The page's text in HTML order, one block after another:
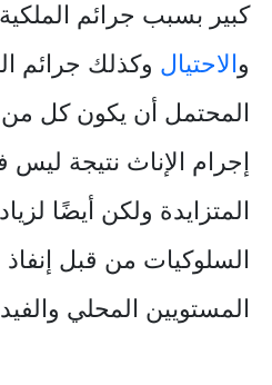
كبير بسبب جرائم
والاحتيال وكذلك جرائم
المحتمل أن يكون كل من
إجرام الإناث نتيجة
المتزايدة ولكن أيضًا
السلوكيات من قبل إنفاذ
المستويين المحلي